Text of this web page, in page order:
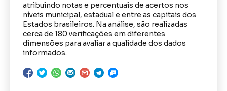
atribuindo notas e percentuais de acertos nos
níveis municipal, estadual e entre as capitais dos
Estados brasileiros. Na análise, são realizadas
cerca de 180 verificações em diferentes
dimensões para avaliar a qualidade dos dados
informados.